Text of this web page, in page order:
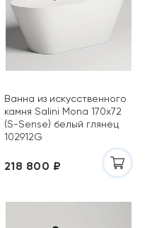
Ванна из искусственного
камня Salini Mona 170х72
(S-Sense) белый глянец
102912G
218 800 ₽